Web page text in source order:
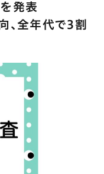
発表
､全年代で3割